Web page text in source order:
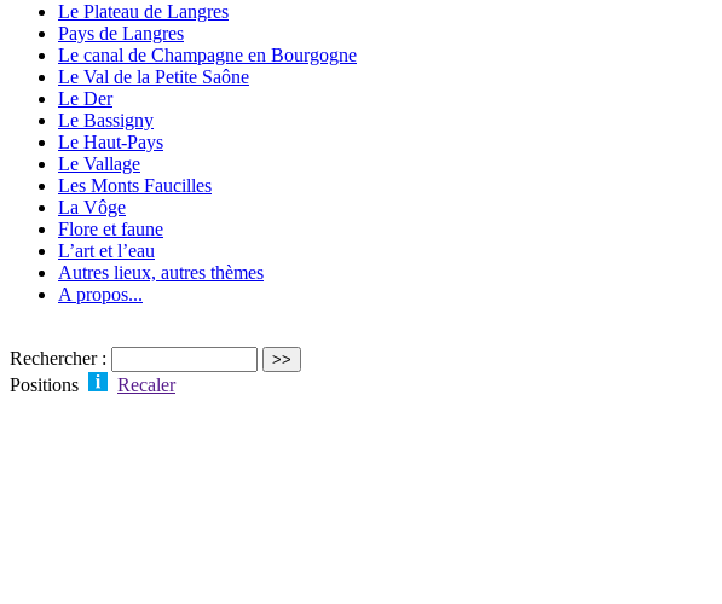
Le Plateau de Langres
Pays de Langres
Le canal de Champagne en Bourgogne
Le Val de la Petite Saône
Le Der
Le Bassigny
Le Haut-Pays
Le Vallage
Les Monts Faucilles
La Vôge
Flore et faune
L’art et l’eau
Autres lieux, autres thèmes
A propos...
Rechercher :
Positions
Recaler